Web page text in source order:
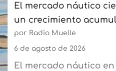
El mercado náutico
un crecimiento
por Radio Muelle
6 de agosto de 2026
El mercado náutico